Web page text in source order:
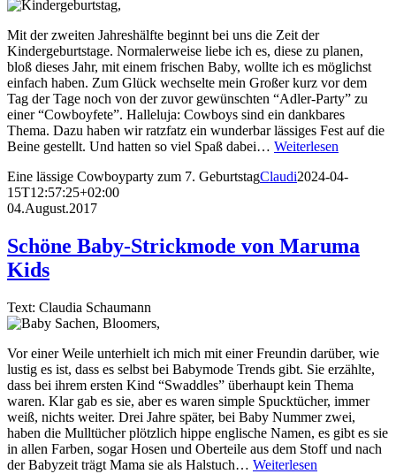
Mit der zweiten Jahreshälfte beginnt bei uns die Zeit der
Kindergeburtstage. Normalerweise liebe ich es, diese zu planen,
bloß dieses Jahr, mit einem frischen Baby, wollte ich es möglichst
einfach haben. Zum Glück wechselte mein Großer kurz vor dem
Tag der Tage noch von der zuvor gewünschten “Adler-Party” zu
einer “Cowboyfete”. Halleluja: Cowboys sind ein dankbares
Thema. Dazu haben wir ratzfatz ein wunderbar lässiges Fest auf die
Beine gestellt. Und hatten so viel Spaß dabei… Weiterlesen
Eine lässige Cowboyparty zum 7. GeburtstagClaudi2024-04-
15T12:57:25+02:00
04.August.2017
Schöne Baby-Strickmode von Maruma
Kids
Text: Claudia Schaumann
Vor einer Weile unterhielt ich mich mit einer Freundin darüber, wie
lustig es ist, dass es selbst bei Babymode Trends gibt. Sie erzählte,
dass bei ihrem ersten Kind “Swaddles” überhaupt kein Thema
waren. Klar gab es sie, aber es waren simple Spucktücher, immer
weiß, nichts weiter. Drei Jahre später, bei Baby Nummer zwei,
haben die Mulltücher plötzlich hippe englische Namen, es gibt es sie
in allen Farben, sogar Hosen und Oberteile aus dem Stoff und nach
der Babyzeit trägt Mama sie als Halstuch… Weiterlesen